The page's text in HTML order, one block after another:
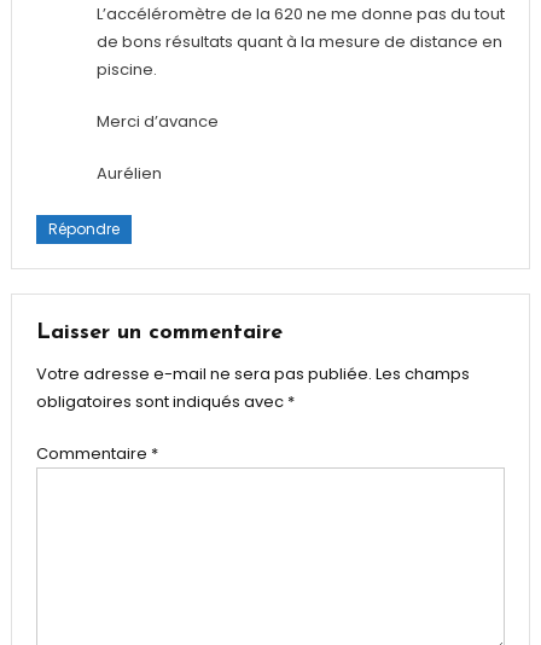
L’accéléromètre de la 620 ne me donne pas du tout
de bons résultats quant à la mesure de distance en
piscine.
Merci d’avance
Aurélien
Répondre
Laisser un commentaire
Votre adresse e-mail ne sera pas publiée. Les champs
obligatoires sont indiqués avec *
Commentaire *